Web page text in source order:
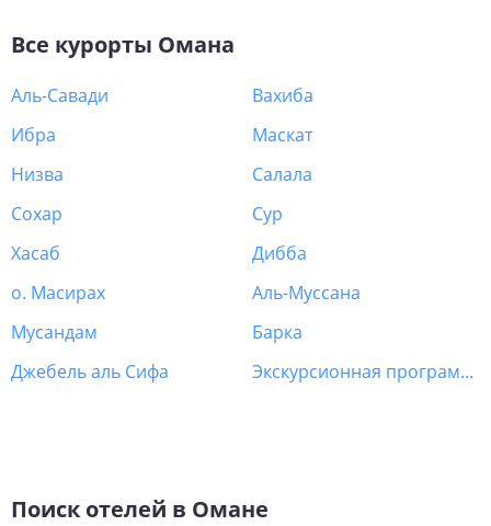
Все курорты Омана
Аль-Савади
Вахиба
Ибра
Маскат
Низва
Салала
Сохар
Сур
Хасаб
Дибба
о. Масирах
Аль-Муссана
Мусандам
Барка
Джебель аль Сифа
Экскурсионная программа Оман
Поиск отелей в Омане